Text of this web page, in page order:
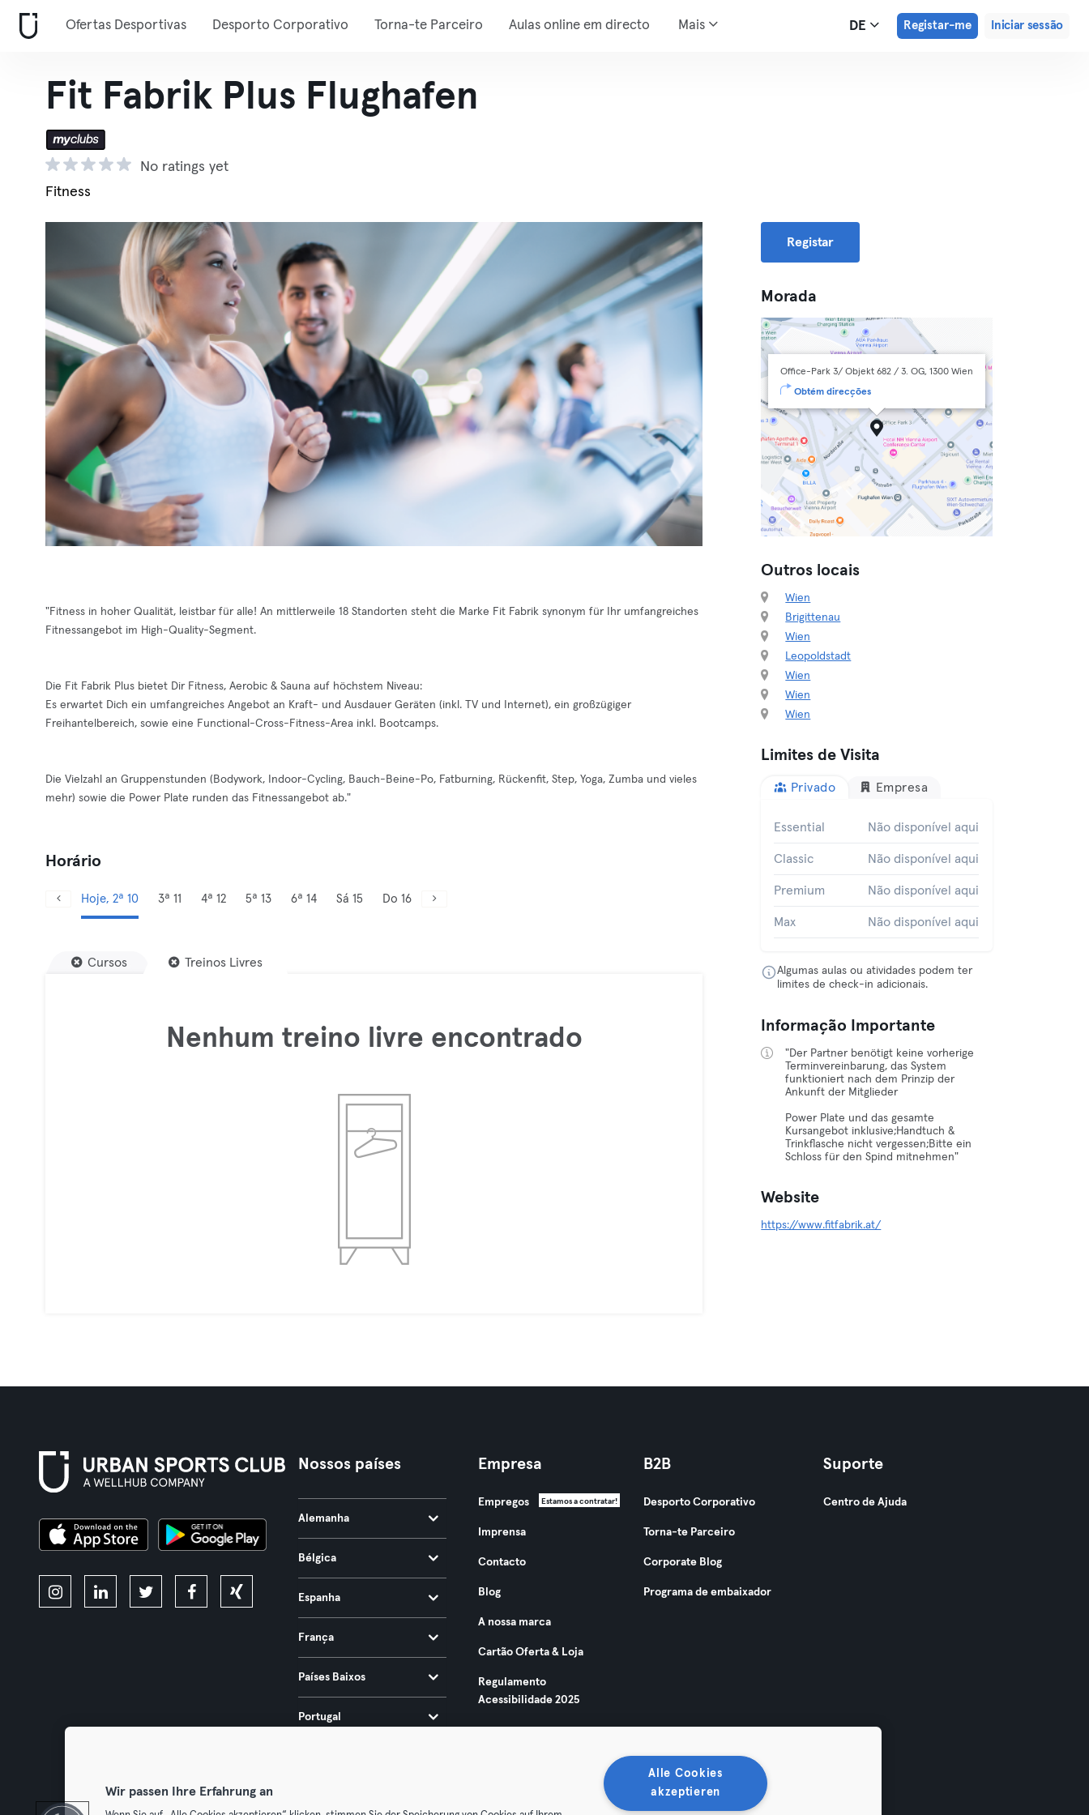
Ofertas Desportivas Desporto Corporativo Torna-te Parceiro Aulas online em directo Mais DE Registar-me Iniciar sessão
Fit Fabrik Plus Flughafen
No ratings yet
Fitness
"Fitness in hoher Qualität, leistbar für alle! An mittlerweile 18 Standorten steht die Marke Fit Fabrik synonym für Ihr umfangreiches
Fitnessangebot im High-Quality-Segment.
Die Fit Fabrik Plus bietet Dir Fitness, Aerobic & Sauna auf höchstem Niveau:
Es erwartet Dich ein umfangreiches Angebot an Kraft- und Ausdauer Geräten (inkl. TV und Internet), ein großzügiger
Freihantelbereich, sowie eine Functional-Cross-Fitness-Area inkl. Bootcamps.
Die Vielzahl an Gruppenstunden (Bodywork, Indoor-Cycling, Bauch-Beine-Po, Fatburning, Rückenfit, Step, Yoga, Zumba und vieles
mehr) sowie die Power Plate runden das Fitnessangebot ab."
Horário
Hoje, 2ª 10 3ª 11 4ª 12 5ª 13 6ª 14 Sá 15 Do 16
Cursos Treinos Livres
Nenhum treino livre encontrado
Registar
Morada
Office-Park 3/ Objekt 682 / 3. OG, 1300 Wien
Obtém direcções
Outros locais
Wien
Brigittenau
Wien
Leopoldstadt
Wien
Wien
Wien
Limites de Visita
Privado Empresa
Essential Não disponível aqui
Classic Não disponível aqui
Premium Não disponível aqui
Max Não disponível aqui
Algumas aulas ou atividades podem ter
limites de check-in adicionais.
Informação Importante
"Der Partner benötigt keine vorherige
Terminvereinbarung, das System
funktioniert nach dem Prinzip der
Ankunft der Mitglieder
Power Plate und das gesamte
Kursangebot inklusive;Handtuch &
Trinkflasche nicht vergessen;Bitte ein
Schloss für den Spind mitnehmen"
Website
https://www.fitfabrik.at/
Nossos países
Alemanha
Bélgica
Espanha
França
Países Baixos
Portugal
Empresa
Empregos Estamos a contratar!
Imprensa
Contacto
Blog
A nossa marca
Cartão Oferta & Loja
Regulamento
Acessibilidade 2025
B2B
Desporto Corporativo
Torna-te Parceiro
Corporate Blog
Programa de embaixador
Suporte
Centro de Ajuda
Wir passen Ihre Erfahrung an
Alle Cookies
akzeptieren